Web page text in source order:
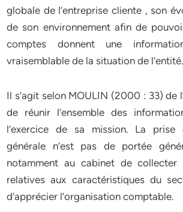
globale de l’entreprise cliente , son
de son environnement afin de
comptes donnent une
vraisemblable de la situation de l’entité.
Il s’agit selon MOULIN (2000 : 33) de
de réunir l’ensemble des
l’exercice de sa mission. La prise
générale n’est pas de portée
notamment au cabinet de collecter
relatives aux caractéristiques du
d’apprécier l’organisation comptable.